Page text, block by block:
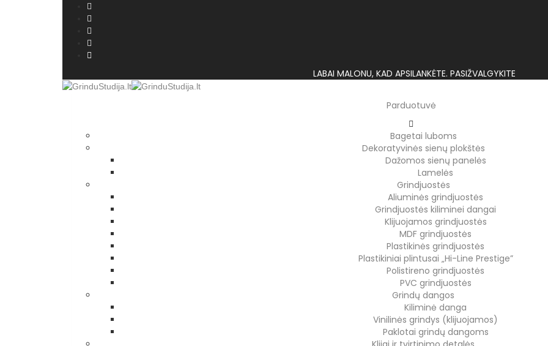
LABAI MALONU, KAD APSILANKĖTE. PASIŽVALGYKITE
Parduotuvė
Bagetai luboms
Dekoratyvinės sienų plokštės
Dažomos sienų panelės
Lamelės
Grindjuostės
Aliuminės grindjuostės
Grindjuostės kiliminei dangai
Klijuojamos grindjuostės
MDF grindjuostės
Plastikinės grindjuostės
Plastikiniai plintusai „Hi-Line Prestige”
Polistireno grindjuostės
PVC grindjuostės
Grindų dangos
Kiliminė danga
Vinilinės grindys (klijuojamos)
Paklotai grindų dangoms